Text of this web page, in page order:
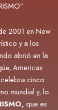
2001 en New
y a los
abrió en la
Americax
celebra cinco
mundial y, lo
que es